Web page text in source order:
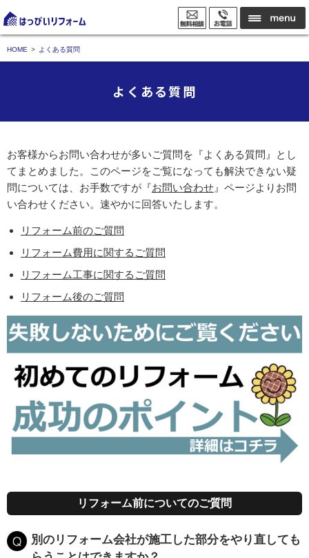
HOME よくある質問
よくある質問
お客様からお問い合わせが多いご質問を『よくある質問』とし
てまとめました。このページをご覧になっても解決できない疑
問については、お手数ですが『お問い合わせ 』ページよりお問
い合わせください。速やかに回答いたします。
リフォーム前のご質問
リフォーム費用に関するご質問
リフォーム工事に関するご質問
リフォーム後のご質問
リフォーム前についてのご質問
別のリフォーム会社が施工した部分をやり直しても